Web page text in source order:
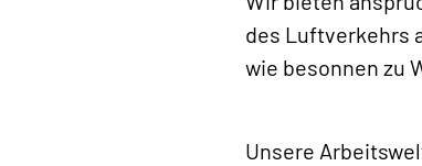
des Luftverkehrs
wie besonnen zu
Unsere